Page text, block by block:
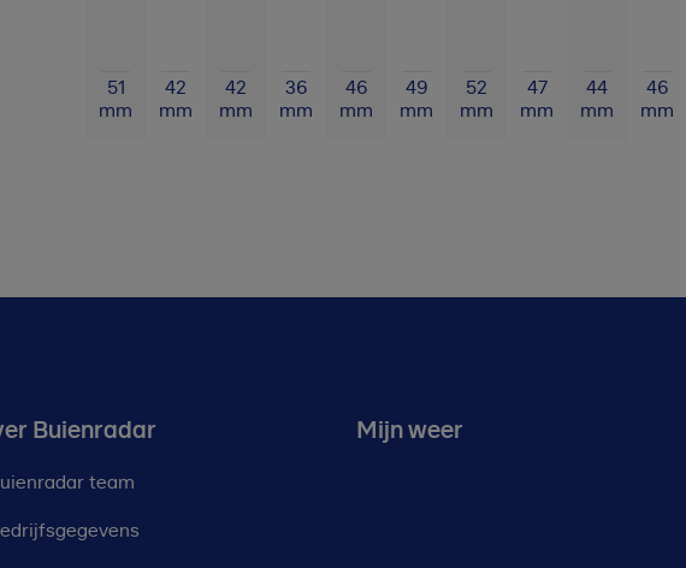
51
mm
42
mm
42
mm
36
mm
46
mm
49
mm
52
mm
47
mm
44
mm
46
mm
Buienradar
team
Mijn weer